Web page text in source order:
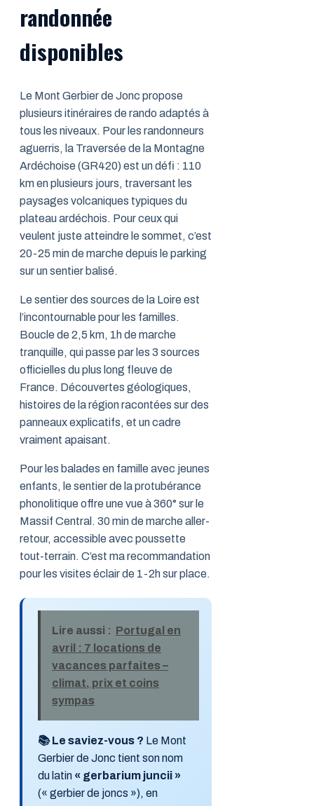
randonnée
disponibles
Le Mont Gerbier de Jonc propose
plusieurs itinéraires de rando adaptés à
tous les niveaux. Pour les randonneurs
aguerris, la Traversée de la Montagne
Ardéchoise (GR420) est un défi : 110
km en plusieurs jours, traversant les
paysages volcaniques typiques du
plateau ardéchois. Pour ceux qui
veulent juste atteindre le sommet, c’est
20-25 min de marche depuis le parking
sur un sentier balisé.
Le sentier des sources de la Loire est
l’incontournable pour les familles.
Boucle de 2,5 km, 1h de marche
tranquille, qui passe par les 3 sources
officielles du plus long fleuve de
France. Découvertes géologiques,
histoires de la région racontées sur des
panneaux explicatifs, et un cadre
vraiment apaisant.
Pour les balades en famille avec jeunes
enfants, le sentier de la protubérance
phonolitique offre une vue à 360° sur le
Massif Central. 30 min de marche aller-
retour, accessible avec poussette
tout-terrain. C’est ma recommandation
pour les visites éclair de 1-2h sur place.
Lire aussi : Portugal en
avril : 7 locations de
vacances parfaites –
climat, prix et coins
sympas
📚 Le saviez-vous ? Le Mont
Gerbier de Jonc tient son nom
du latin « gerbarium juncii »
(« gerbier de joncs »), en